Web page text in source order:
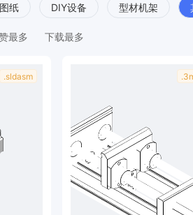
纸 DIY设备 型材机架
最多 下载最多
.sldasm